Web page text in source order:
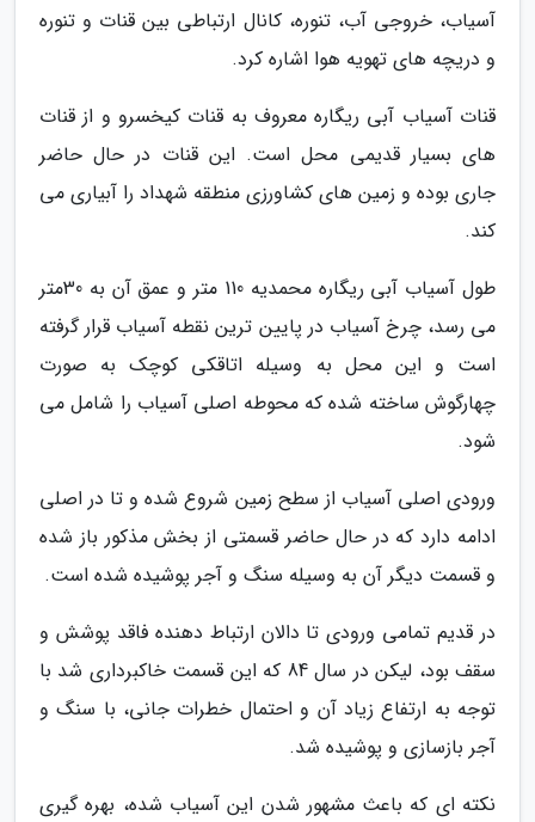
آسیاب، خروجی آب، تنوره، کانال ارتباطی بین قنات و تنوره
و دریچه های تهویه هوا اشاره کرد.
قنات آسیاب آبی ریگاره معروف به قنات کیخسرو و از قنات
های بسیار قدیمی محل است. این قنات در حال حاضر
جاری بوده و زمین های کشاورزی منطقه شهداد را آبیاری می
کند.
طول آسیاب آبی ریگاره محمدیه 110 متر و عمق آن به 30متر
می رسد، چرخ آسیاب در پایین ترین نقطه آسیاب قرار گرفته
است و این محل به وسیله اتاقکی کوچک به صورت
چهارگوش ساخته شده که محوطه اصلی آسیاب را شامل می
شود.
ورودی اصلی آسیاب از سطح زمین شروع شده و تا در اصلی
ادامه دارد که در حال حاضر قسمتی از بخش مذکور باز شده
و قسمت دیگر آن به وسیله سنگ و آجر پوشیده شده است.
در قدیم تمامی ورودی تا دالان ارتباط دهنده فاقد پوشش و
سقف بود، لیکن در سال 84 که این قسمت خاکبرداری شد با
توجه به ارتفاع زیاد آن و احتمال خطرات جانی، با سنگ و
آجر بازسازی و پوشیده شد.
نکته ای که باعث مشهور شدن این آسیاب شده، بهره گیری